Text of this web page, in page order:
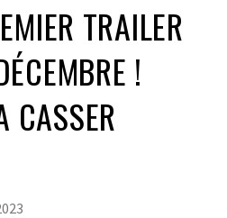
TRAILER
!
CASSER